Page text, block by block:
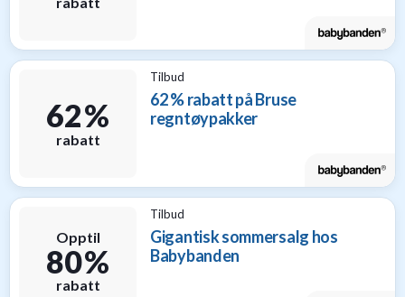
62 %
rabatt
Tilbud
62 % rabatt på Bruse
regntøypakker
Opptil
80 %
rabatt
Tilbud
Gigantisk sommersalg hos
Babybanden